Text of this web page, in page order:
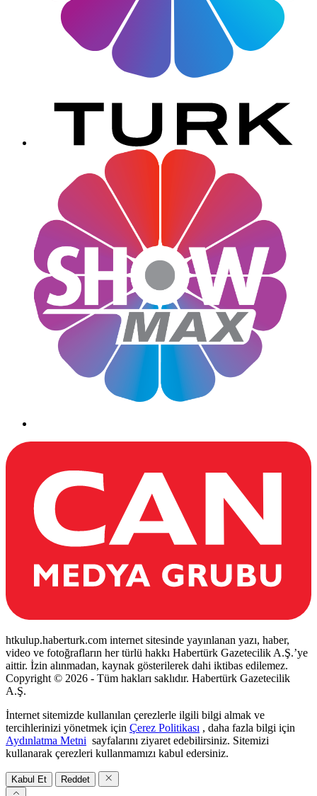
htkulup.haberturk.com internet sitesinde yayınlanan yazı, haber,
video ve fotoğrafların her türlü hakkı Habertürk Gazetecilik A.Ş.’ye
aittir. İzin alınmadan, kaynak gösterilerek dahi iktibas edilemez.
Copyright © 2026 - Tüm hakları saklıdır. Habertürk Gazetecilik
A.Ş.
İnternet sitemizde kullanılan çerezlerle ilgili bilgi almak ve
tercihlerinizi yönetmek için Çerez Politikası , daha fazla bilgi için
Aydınlatma Metni sayfalarını ziyaret edebilirsiniz. Sitemizi
kullanarak çerezleri kullanmamızı kabul edersiniz.
Kabul Et Reddet